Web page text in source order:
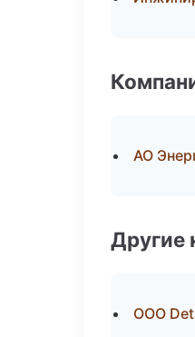
АО
Другие
ООО